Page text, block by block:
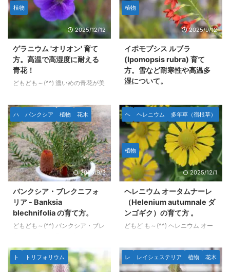
植物
2025/12/12
ゲラニウム 'オリオン' 育て
方。高温で高湿度に耐える
青花！
どもども～(^^) 濃いめの青花が美
ン'(Geranium 'Orion')の育て方に
ついてです。 庭植えや地植えで
名古屋市地域の夏のような高温多
湿の環境を超えられるゲラニウム
は限られ、 さらにゲラニウム 'ジ
ョンソンズブルー'のような「人
気の青系」の花のゲラニウムは皆
無なのでは？と思っていましたが
ます。 ３年くらい育てたのでだ
いたいどのような性質かわかりま
した。 本文のデータや写真等は
すべて筆者自身の観察によるもの
ん。 ...
植物
2025/9/12
イポモプシス ルブラ
(Ipomopsis rubra) 育て
方。雪など耐寒性や高温多
湿について。
ルブラ (Ipomopsis rubra)はアメ
リカの南西部に分布している二年
草です。 咲いたら枯れる二年草
です。 エキゾチックなオレンジ
がかった赤花と上に向かって１つ
花茎が伸びる姿が特徴的です。
種まきして１年半ほど育ててみ
て、だいたいわかったのでまとめ
はすべて筆者自身の観察によるも
のです。AI生成は使用していませ
ん。 画像とデータ 学名：
Ipomopsis rubra 別名：スタンデ
シノブ科 ...
ハ バンクシア 植物 花木
2025/9/3
バンクシア・ブレクニフォ
リア - Banksia
blechnifolia の育て方。
どもども～(^^) バンクシア・ブレ
blechnifolia）は、オーストラリ
ア南西部に分布する匍匐性のバン
クシアです。 低木で横に広がる
ヘ ヘレニウム 多年草（宿根草）
植物
2025/12/1
ヘレニウム オータムナーレ
（Helenium autumnale ダ
ンゴギク）の育て方 。
どもど も～(^^) ヘレニウム オー
autumnale)は、秋を彩る北アメ
リカ原産の多年草で、鮮やかな花
色が特徴的です。 一般的には
ト トリフォリウム レ レイシェステリア 植物 花木